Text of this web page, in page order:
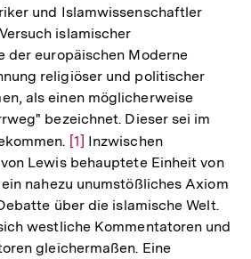
und Islamwissenschaftler
islamischer
der europäischen Moderne
religiöser und politischer
als einen möglicherweise
bezeichnet. Dieser sei im
Zur
Auflösung
der
Fußnote
[1] Inzwischen
Lewis behauptete Einheit von
nahezu unumstößliches Axiom
über die islamische Welt.
westliche Kommentatoren und
gleichermaßen. Eine